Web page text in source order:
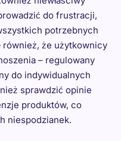
do frustracji,
potrzebnych
również, że użytkownicy
– regulowany
do indywidualnych
sprawdzić opinie
produktów, co
niespodzianek.